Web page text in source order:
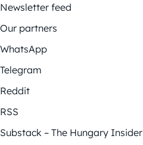
Newsletter feed
Our partners
WhatsApp
Telegram
Reddit
RSS
Substack – The Hungary Insider